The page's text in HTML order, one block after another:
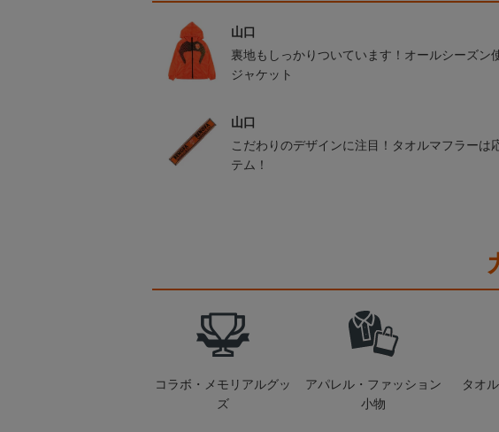
山口
裏地もしっかりついています！オールシーズン
ジャケット
山口
こだわりのデザインに注目！タオルマフラーは
テム！
コラボ・メモリアルグッ
ズ
アパレル・ファッション
小物
タオ